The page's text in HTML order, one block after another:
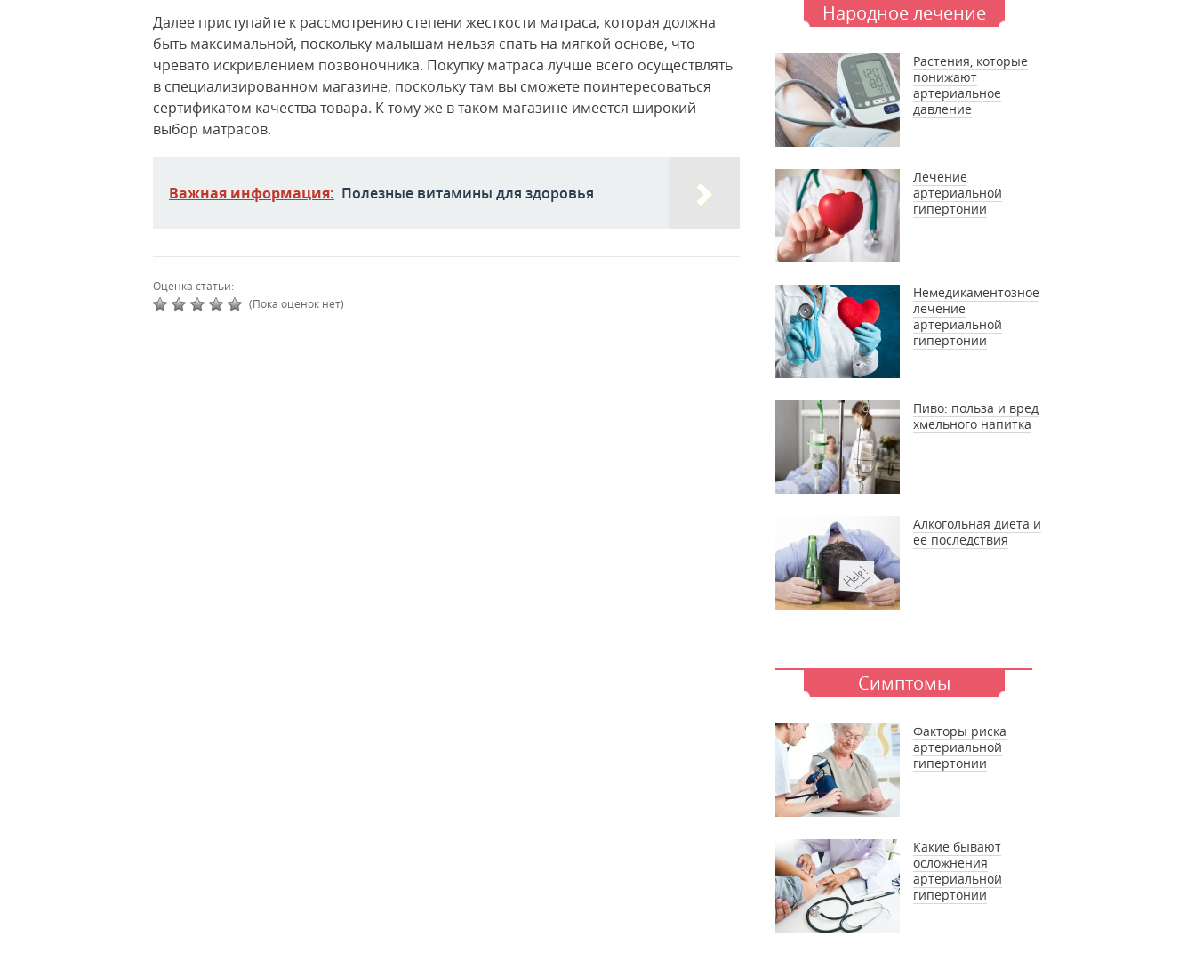
Далее приступайте к рассмотрению степени жесткости матраса, которая должна
быть максимальной, поскольку малышам нельзя спать на мягкой основе, что
чревато искривлением позвоночника. Покупку матраса лучше всего осуществлять
в специализированном магазине, поскольку там вы сможете поинтересоваться
сертификатом качества товара. К тому же в таком магазине имеется широкий
выбор матрасов.
Важная информация: Полезные витамины для здоровья
Оценка статьи:
(Пока оценок нет)
Народное лечение
Растения, которые
понижают
артериальное
давление
Лечение
артериальной
гипертонии
Немедикаментозное
лечение
артериальной
гипертонии
Пиво: польза и вред
хмельного напитка
Алкогольная диета и
ее последствия
Симптомы
Факторы риска
артериальной
гипертонии
Какие бывают
осложнения
артериальной
гипертонии